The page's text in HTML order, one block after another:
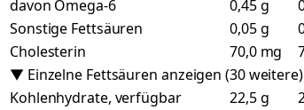
davon Omega-6
0,45 g
Sonstige Fettsäuren
0,05 g
Cholesterin
70,0 mg
▼ Einzelne Fettsäuren anzeigen (30 weitere)
Kohlenhydrate, verfügbar
22,5 g